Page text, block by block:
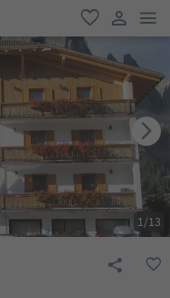
favoriti
user link
1/13